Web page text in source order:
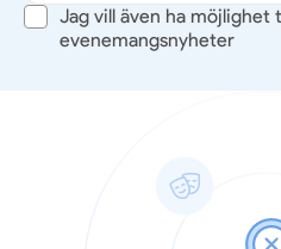
Jag vill även ha möjlighet
evenemangsnyheter